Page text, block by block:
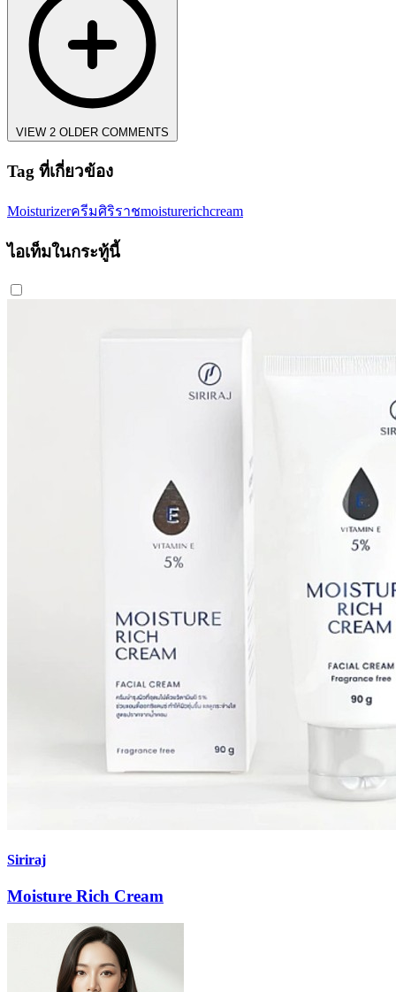
VIEW 2 OLDER COMMENTS
Tag ที่เกี่ยวข้อง
Moisturizerครีมศิริราชmoisturerichcream
ไอเท็มในกระทู้นี้
Siriraj
Moisture Rich Cream